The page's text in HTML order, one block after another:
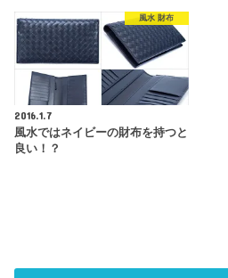
風水 財布
2016.1.7
風水ではネイビーの財布を持つと
良い！？